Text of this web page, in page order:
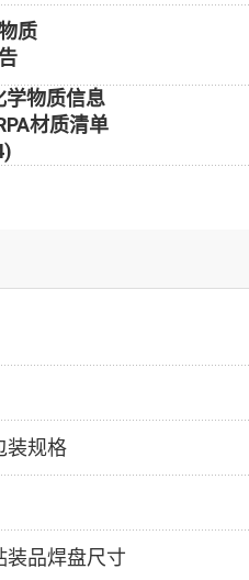
质
学物质信息
材质清单
装规格
装品焊盘尺寸